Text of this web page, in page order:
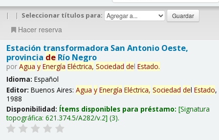
| | Seleccionar títulos para:
Hacer reserva
Estación transformadora San Antonio Oeste,
provincia deRío Negro
por Agua y Energía Eléctrica, Sociedad del Estado.
Idioma: Español
Editor: Buenos Aires: Agua y Energía Eléctrica, Sociedad del Estado,
1988
Disponibilidad: Ítems disponibles para préstamo: Signatura
topográfica: 621.374.5/A282/v.2 (3).